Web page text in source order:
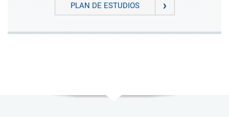
PLAN DE ESTUDIOS